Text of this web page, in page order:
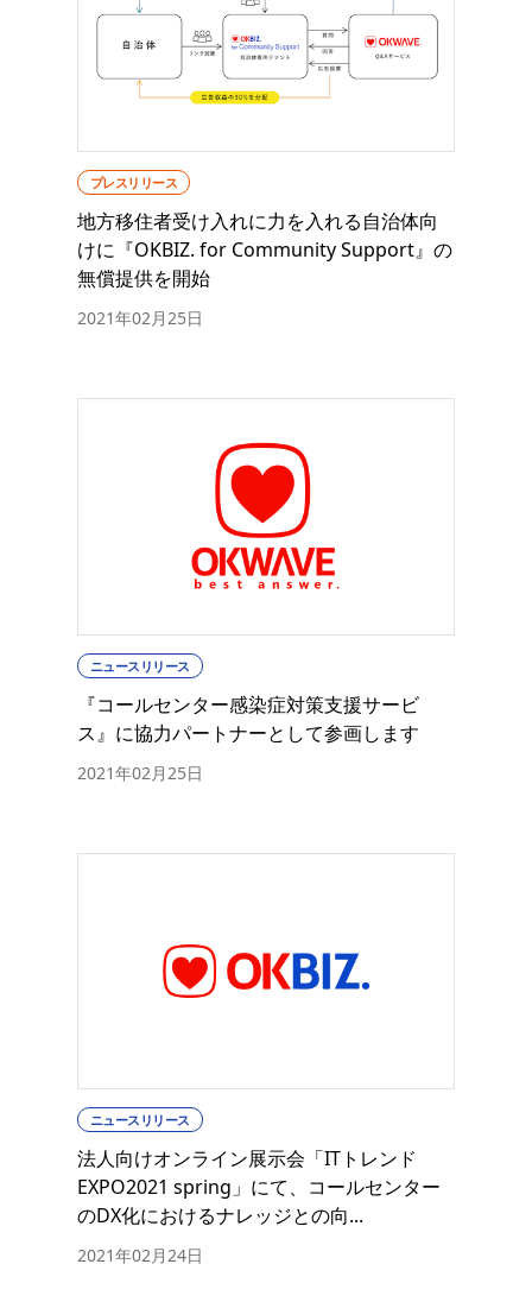
プレスリリース
地方移住者受け入れに力を入れる自治体向
けに『OKBIZ. for Community Support』の
無償提供を開始
2021年02月25日
ニュースリリース
『コールセンター感染症対策支援サービ
ス』に協力パートナーとして参画します
2021年02月25日
ニュースリリース
法人向けオンライン展示会「ITトレンド
EXPO2021 spring」にて、コールセンター
のDX化におけるナレッジとの向...
2021年02月24日